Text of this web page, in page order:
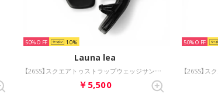
50% 10
Launa lea
【26SS】スクエアトゥストラップウェッジサンダル(S161) （ブラック）
￥5,500
50%